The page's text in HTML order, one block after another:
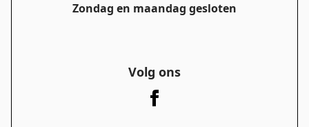
Zondag en maandag gesloten
Volg ons